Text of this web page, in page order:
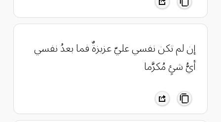
إن لم تكن نفسي عليّ عزيزةٌ فما بعدُ نفسي
أيُّ شئٍ مُكرَّما